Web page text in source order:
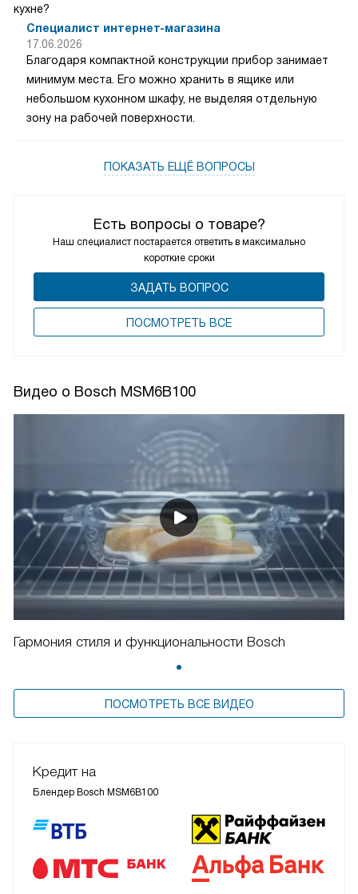
Есть вопросы о товаре?
Наш специалист постарается ответить в максимально
короткие сроки
ЗАДАТЬ ВОПРОС
ПОCМОТРЕТЬ ВСЕ
кухне?
Специалист интернет-магазина
17.06.2026
Благодаря компактной конструкции прибор занимает
минимум места. Его можно хранить в ящике или
небольшом кухонном шкафу, не выделяя отдельную
зону на рабочей поверхности.
ПОКАЗАТЬ ЕЩЁ ВОПРОСЫ
Видео о Bosch MSM6B100
Гармония стиля и функциональности Bosch
ПОСМОТРЕТЬ ВСЕ ВИДЕО
Кредит на
Блендер Bosch MSM6B100